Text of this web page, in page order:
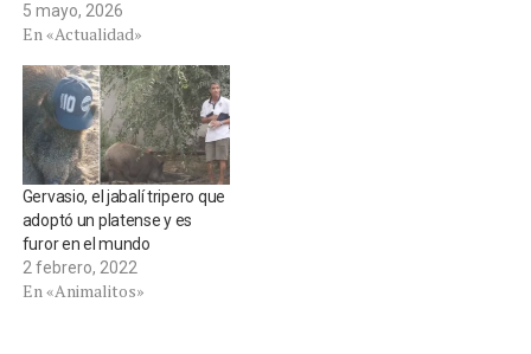
5 mayo, 2026
En «Actualidad»
Gervasio, el jabalí tripero que
adoptó un platense y es
furor en el mundo
2 febrero, 2022
En «Animalitos»